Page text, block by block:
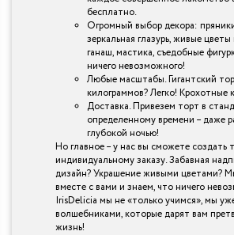
бесплатно.
Огромный выбор декора:
зеркальная глазурь, живые
ганаш, мастика, съедобные
ничего невозможного!
Любые масштабы. Гигантский
килограммов? Легко! Крохотные
Доставка. Привезем торт в
определенному времени – даже
глубокой ночью!
Но главное – у нас вы сможете создать
индивидуальному заказу. Забавная
дизайн? Украшение живыми цветами?
вместе с вами и знаем, что ничего
IrisDelicia мы не «только учимся», мы
волшебниками, которые дарят вам
жизнь!